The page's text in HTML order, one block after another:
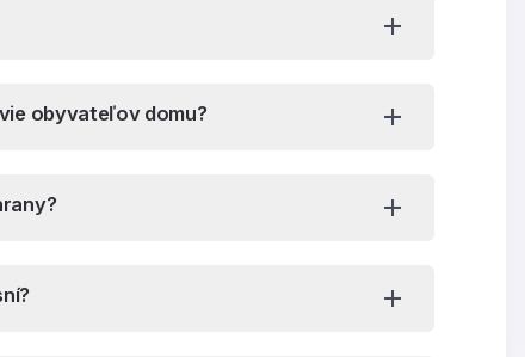
obyvateľov domu?